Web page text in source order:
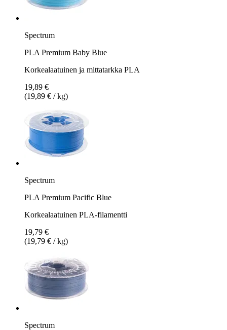
Spectrum
PLA Premium Baby Blue
Korkealaatuinen ja mittatarkka PLA
19,89 €
(19,89 € / kg)
Spectrum
PLA Premium Pacific Blue
Korkealaatuinen PLA-filamentti
19,79 €
(19,79 € / kg)
Spectrum